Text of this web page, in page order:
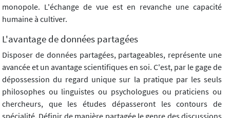
monopole. L'échange de vue est en revanche une capacité
humaine à cultiver.
L'avantage de données partagées
Disposer de données partagées, partageables, représente une
avancée et un avantage scientifiques en soi. C'est, par le gage de
dépossession du regard unique sur la pratique par les seuls
philosophes ou linguistes ou psychologues ou praticiens ou
chercheurs, que les études dépasseront les contours de
spécialité. Définir de manière partagée le genre des discussions